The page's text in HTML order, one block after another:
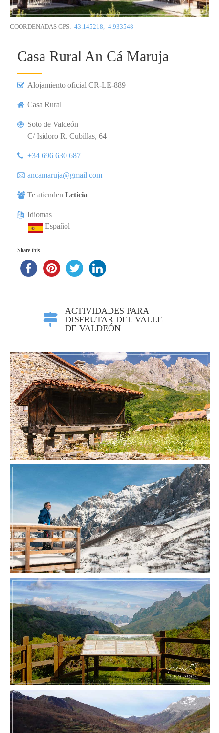
COORDENADAS GPS: 43.145218, -4.933548
Casa Rural An Cá Maruja
Alojamiento oficial CR-LE-889
Casa Rural
Soto de Valdeón
C/ Isidoro R. Cubillas, 64
+34 696 630 687
ancamaruja@gmail.com
Te atienden Leticia
Idiomas
Español
Share this...
ACTIVIDADES PARA
DISFRUTAR DEL VALLE
DE VALDEÓN
LOS HÓRREOS DE VALDEÓN
MIRADOR DE LA CRUZ
MIRADOR DE PANDETRAVE
MIRADOR DE SANTA MARINA